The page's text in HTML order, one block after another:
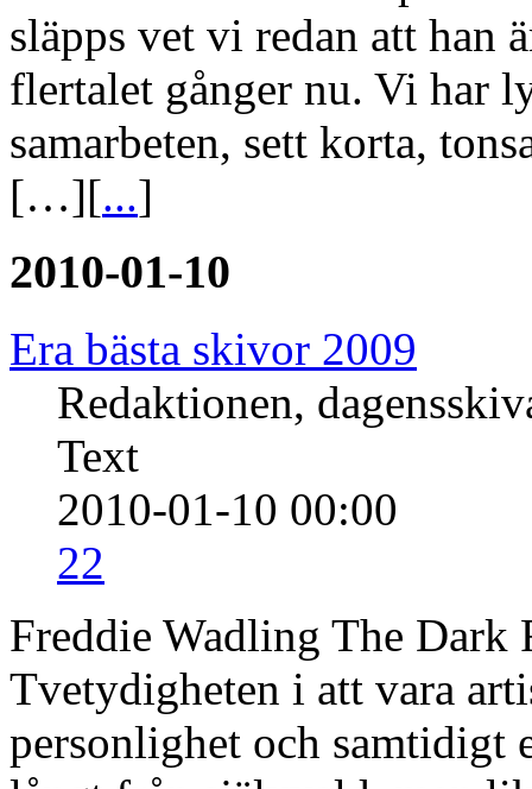
släpps vet vi redan att han
flertalet gånger nu. Vi har
samarbeten, sett korta,
[…][...]
2010-01-10
Era bästa skivor 2009
Redaktionen,
Text
2010-01-10 00:00
22
Freddie Wadling The
Tvetydigheten i att vara
personlighet och samtidigt